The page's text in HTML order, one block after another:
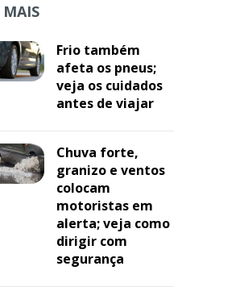
MAIS
Frio também
afeta os pneus;
veja os cuidados
antes de viajar
Chuva forte,
granizo e ventos
colocam
motoristas em
alerta; veja como
dirigir com
segurança